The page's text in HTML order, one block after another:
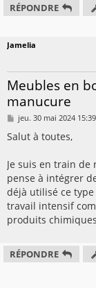
RÉPONDRE
Jamelia
Meubles en
manucure
M
e
s
g
e
jeu. 30 mai 2024
Salut à toutes,
Je suis en train
pense à intégrer
déjà utilisé ce
travail intensif
produits
RÉPONDRE